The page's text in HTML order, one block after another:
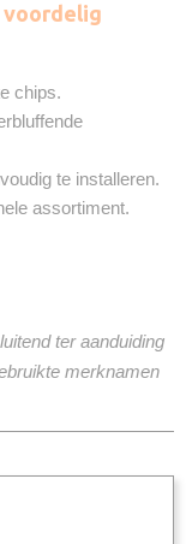
voordelig
chips.
te installeren.
assortiment.
ter aanduiding
merknamen